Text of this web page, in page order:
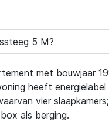
5 M?
met bouwjaar
heeft energielabel
vier
als berging.